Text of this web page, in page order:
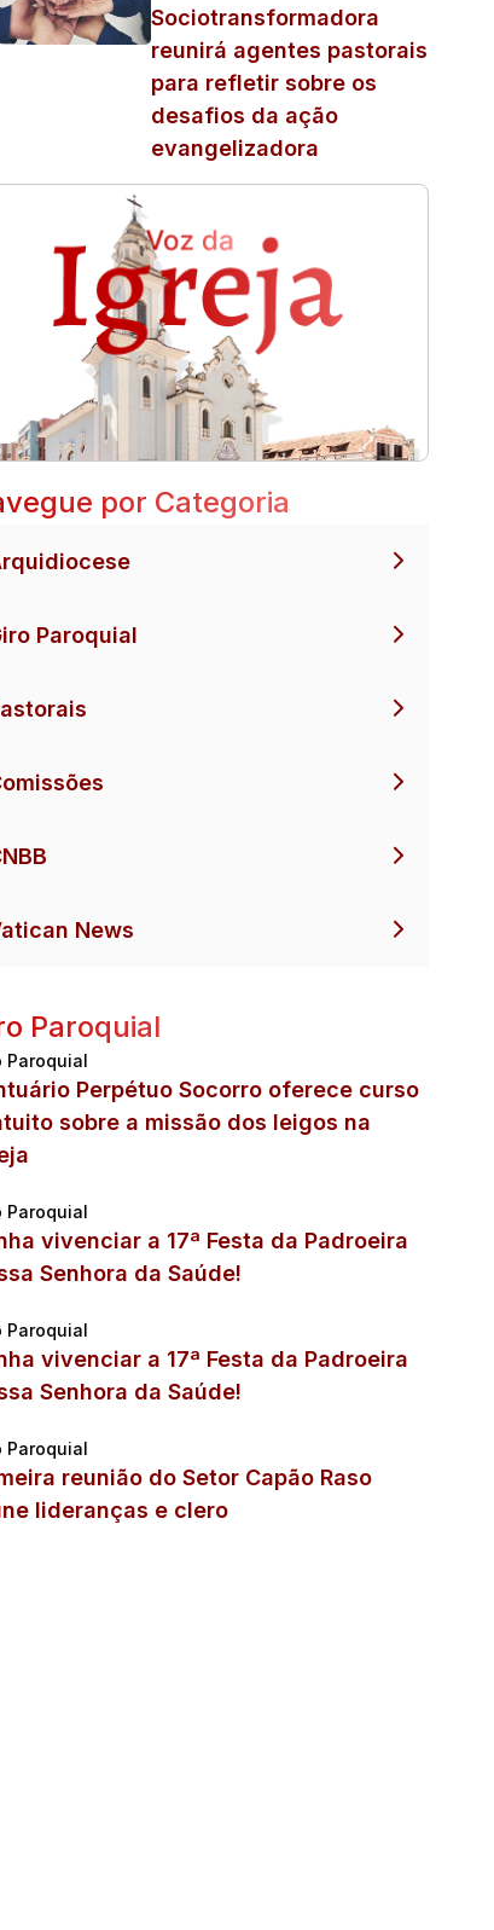
Sociotransformadora
reunirá agentes pastorais
para refletir sobre os
desafios da ação
evangelizadora
por Categoria
Paroquial
News
Paroquial
Paroquial
Perpétuo Socorro oferece curso
sobre a missão dos leigos na
Paroquial
vivenciar a 17ª Festa da Padroeira
Senhora da Saúde!
Paroquial
vivenciar a 17ª Festa da Padroeira
Senhora da Saúde!
Paroquial
reunião do Setor Capão Raso
lideranças e clero